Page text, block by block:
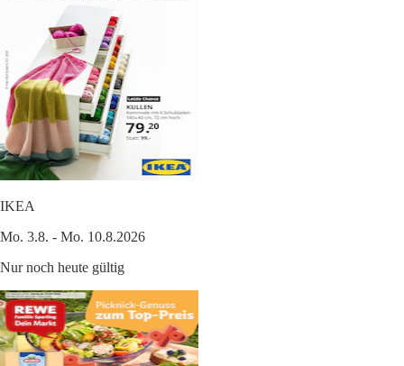
IKEA
Mo. 3.8. - Mo. 10.8.2026
Nur noch heute gültig